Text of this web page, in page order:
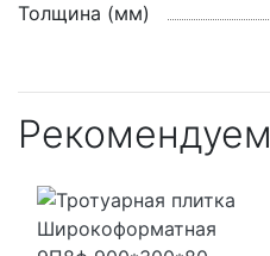
Толщина (мм)
Рекомендуем